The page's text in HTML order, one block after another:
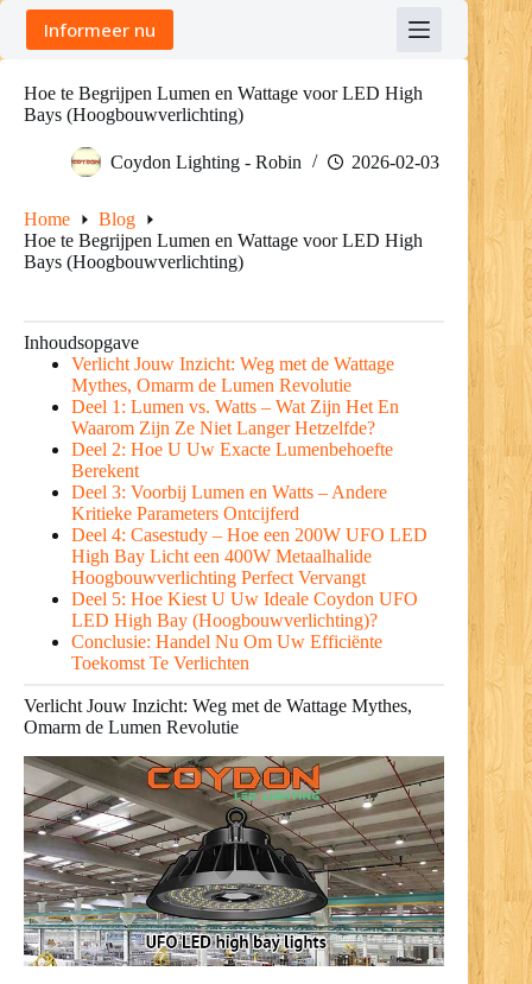
Skip
content
Informeer nu
Hoe te Begrijpen Lumen en Wattage voor LED High
Bays (Hoogbouwverlichting)
Coydon Lighting - Robin 2026-02-03
Home
Blog
Hoe te Begrijpen Lumen en Wattage voor LED High
Bays (Hoogbouwverlichting)
Inhoudsopgave
Verlicht Jouw Inzicht: Weg met de Wattage
Mythes, Omarm de Lumen Revolutie
Deel 1: Lumen vs. Watts – Wat Zijn Het En
Waarom Zijn Ze Niet Langer Hetzelfde?
Deel 2: Hoe U Uw Exacte Lumenbehoefte
Berekent
Deel 3: Voorbij Lumen en Watts – Andere
Kritieke Parameters Ontcijferd
Deel 4: Casestudy – Hoe een 200W UFO LED
High Bay Licht een 400W Metaalhalide
Hoogbouwverlichting Perfect Vervangt
Deel 5: Hoe Kiest U Uw Ideale Coydon UFO
LED High Bay (Hoogbouwverlichting)?
Conclusie: Handel Nu Om Uw Efficiënte
Toekomst Te Verlichten
Verlicht Jouw Inzicht: Weg met de Wattage Mythes,
Omarm de Lumen Revolutie